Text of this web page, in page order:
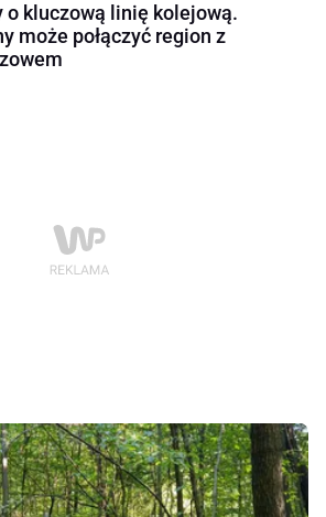
o kluczową linię kolejową.
może połączyć region z